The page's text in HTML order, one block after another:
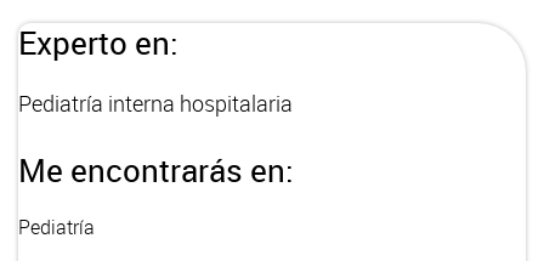
Experto en:
Pediatría interna hospitalaria
Me encontrarás en:
Pediatría